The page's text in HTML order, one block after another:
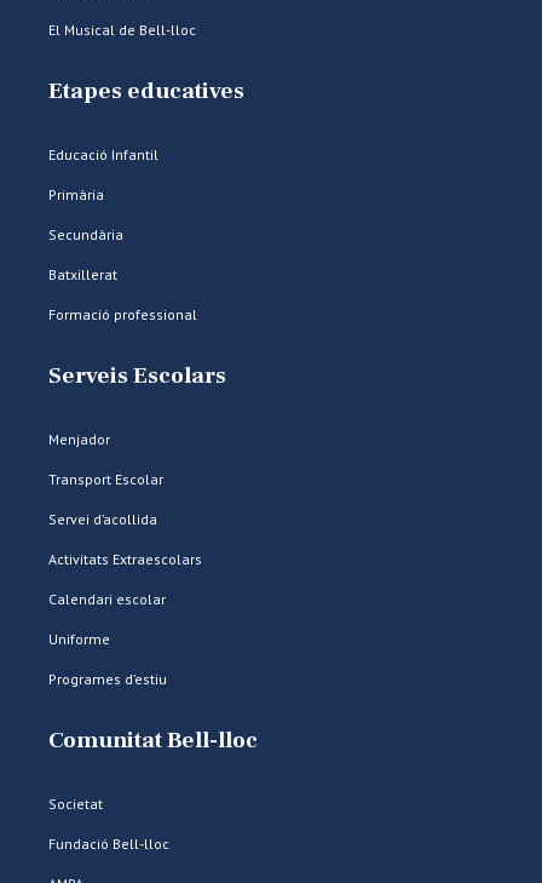
El Musical de Bell-lloc
Etapes educatives
Educació Infantil
Primària
Secundària
Batxillerat
Formació professional
Serveis Escolars
Menjador
Transport Escolar
Servei d’acollida
Activitats Extraescolars
Calendari escolar
Uniforme
Programes d’estiu
Comunitat Bell-lloc
Societat
Fundació Bell-lloc